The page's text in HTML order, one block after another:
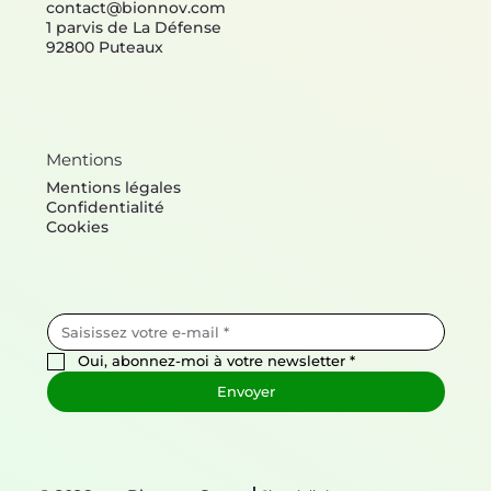
Oui, abonnez-moi à votre newsletter *
Envoyer
contact@bionnov.com
1 parvis de La Défense
92800 Puteaux
Mentions
Mentions légales
Confidentialité
Cookies